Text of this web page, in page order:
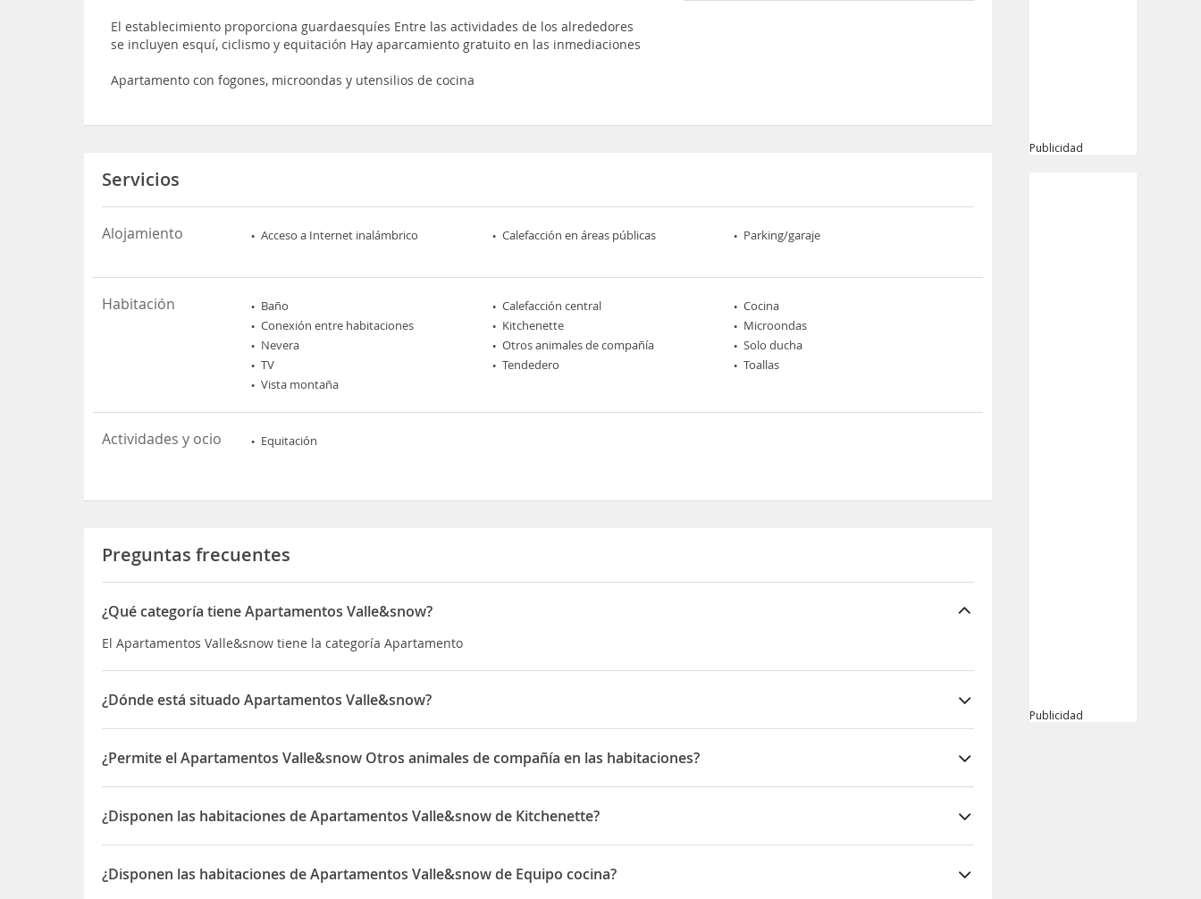
El establecimiento proporciona guardaesquíes Entre las actividades de los alrededores
se incluyen esquí, ciclismo y equitación Hay aparcamiento gratuito en las inmediaciones
Apartamento con fogones, microondas y utensilios de cocina
Servicios
Alojamiento Acceso a Internet inalámbrico Calefacción en áreas públicas Parking/garaje
Habitación Baño Calefacción central
Cocina
Conexión entre habitaciones
Kitchenette
Microondas
Nevera
Otros animales de compañía
Solo ducha
TV
Tendedero
Toallas
Vista montaña
Actividades y ocio Equitación
Preguntas frecuentes
¿Qué categoría tiene Apartamentos Valle&snow?
El Apartamentos Valle&snow tiene la categoría Apartamento
¿Dónde está situado Apartamentos Valle&snow?
El Apartamentos Valle&snow está situado en Calle Eras 1
¿Permite el Apartamentos Valle&snow Otros animales de compañía en las habitaciones?
Sí, el Apartamentos Valle&snow permite Otros animales de compañía en las habitaciones
¿Disponen las habitaciones de Apartamentos Valle&snow de Kitchenette?
Sí, las habitaciones del Apartamentos Valle&snow disponen de Kitchenette
¿Disponen las habitaciones de Apartamentos Valle&snow de Equipo cocina?
Publicidad
Publicidad